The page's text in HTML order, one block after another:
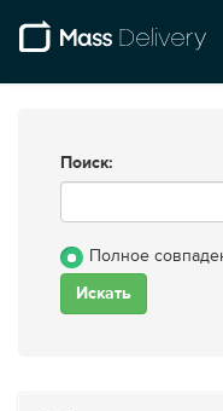
Поиск:
Полное